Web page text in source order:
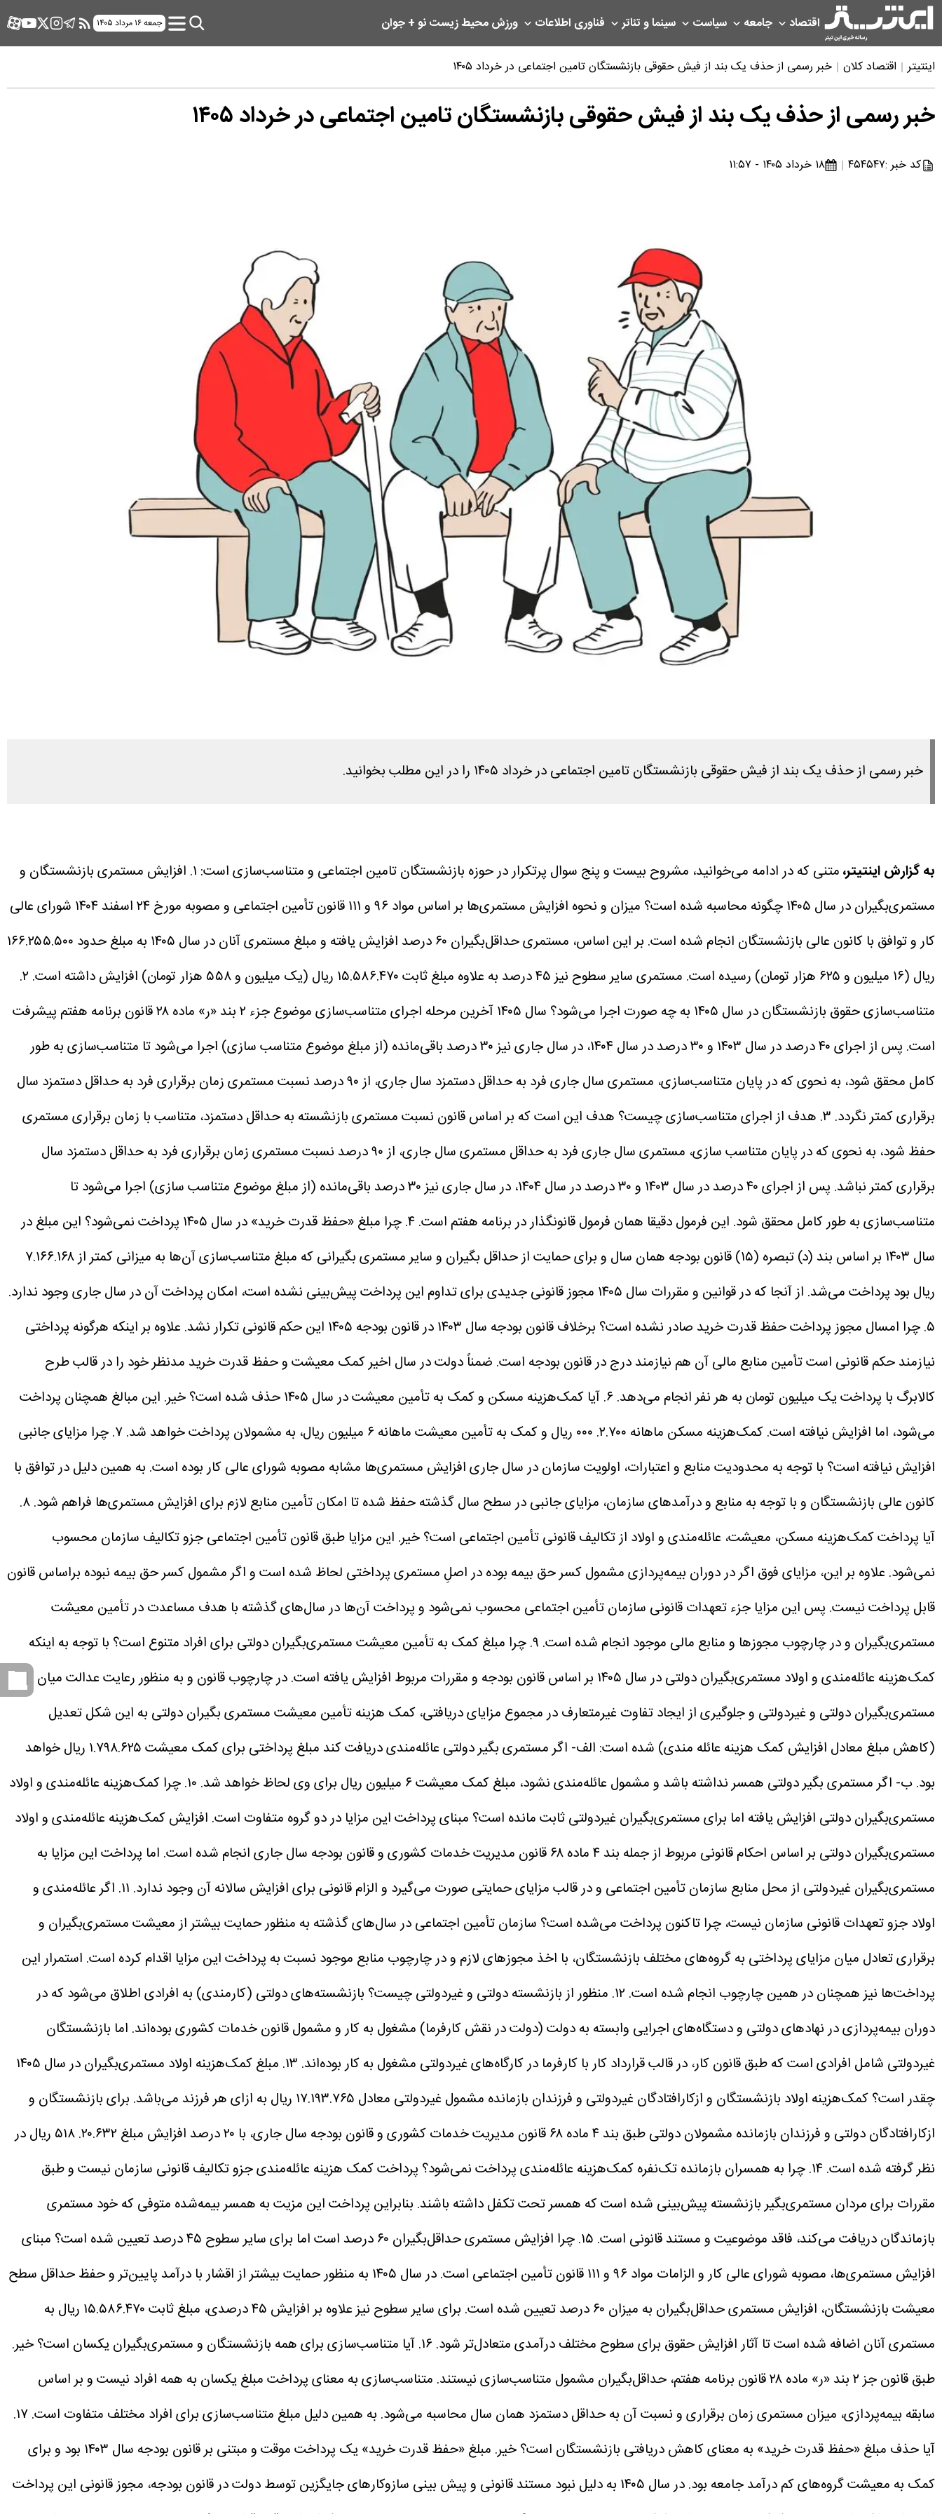
اقتصاد جامعه سیاست سینما و تئاتر فناوری اطلاعات ورزشمحیط زیستنو + جوان جمعه ۱۶ مرداد ۱۴۰۵
اینتیتر اقتصاد کلان خبر رسمی از حذف یک بند از فیش حقوقی بازنشستگان تامین اجتماعی در خرداد ۱۴۰۵
خبر رسمی از حذف یک بند از فیش حقوقی بازنشستگان تامین اجتماعی در خرداد ۱۴۰۵
کد خبر :۴۵۴۵۴۷ ۱۸ خرداد ۱۴۰۵ - ۱۱:۵۷
خبر رسمی از حذف یک بند از فیش حقوقی بازنشستگان تامین اجتماعی در خرداد ۱۴۰۵ را در این مطلب بخوانید.
به گزارش اینتیتر،متنی که در ادامه می‌خوانید، مشروح بیست و پنج سوال پرتکرار در حوزه بازنشستگان تامین اجتماعی و متناسب‌سازی است: ۱. افزایش مستمری بازنشستگان و
مستمری‌بگیران در سال ۱۴۰۵ چگونه محاسبه شده است؟
میزان و نحوه افزایش مستمری‌ها بر اساس مواد ۹۶ و ۱۱۱ قانون تأمین اجتماعی و مصوبه مورخ ۲۴ اسفند ۱۴۰۴ شورای عالی
کار و توافق با کانون عالی بازنشستگان انجام شده است. بر این اساس، مستمری حداقل‌بگیران ۶۰ درصد افزایش یافته و مبلغ مستمری آنان در سال ۱۴۰۵ به مبلغ حدود ۱۶۶.۲۵۵.۵۰۰
ریال (۱۶ میلیون و ۶۲۵ هزار تومان) رسیده است. مستمری سایر سطوح نیز ۴۵ درصد به علاوه مبلغ ثابت ۱۵.۵۸۶.۴۷۰ ریال (یک میلیون و ۵۵۸ هزار تومان) افزایش داشته است.
۲.
متناسب‌سازی حقوق بازنشستگان در سال ۱۴۰۵ به چه صورت اجرا می‌شود؟
سال ۱۴۰۵ آخرین مرحله اجرای متناسب‌سازی موضوع جزء ۲ بند «ر» ماده ۲۸ قانون برنامه هفتم پیشرفت
است. پس از اجرای ۴۰ درصد در سال ۱۴۰۳ و ۳۰ درصد در سال ۱۴۰۴، در سال جاری نیز ۳۰ درصد باقی‌مانده (از مبلغ موضوع متناسب سازی) اجرا می‌شود تا متناسب‌سازی به طور
کامل محقق شود، به نحوی که در پایان متناسب‌سازی، مستمری سال جاری فرد به حداقل دستمزد سال جاری، از ۹۰ درصد نسبت مستمری زمان برقراری فرد به حداقل دستمزد سال
برقراری کمتر نگردد. ۳. هدف از اجرای متناسب‌سازی چیست؟
هدف این است که بر اساس قانون نسبت مستمری بازنشسته به حداقل دستمزد، متناسب با زمان برقراری مستمری
حفظ شود، به نحوی که در پایان متناسب سازی، مستمری سال جاری فرد به حداقل مستمری سال جاری، از ۹۰ درصد نسبت مستمری زمان برقراری فرد به حداقل دستمزد سال
برقراری کمتر نباشد. پس از اجرای ۴۰ درصد در سال ۱۴۰۳ و ۳۰ درصد در سال ۱۴۰۴، در سال جاری نیز ۳۰ درصد باقی‌مانده (از مبلغ موضوع متناسب سازی) اجرا می‌شود تا
متناسب‌سازی به طور کامل محقق شود. این فرمول دقیقا همان فرمول قانونگذار در برنامه هفتم است. ۴. چرا مبلغ «حفظ قدرت خرید» در سال ۱۴۰۵ پرداخت نمی‌شود؟
این مبلغ در
سال ۱۴۰۳ بر اساس بند (د) تبصره (۱۵) قانون بودجه همان سال و برای حمایت از حداقل بگیران و سایر مستمری بگیرانی که مبلغ متناسب‌سازی آن‌ها به میزانی کمتر از ۷.۱۶۶.۱۶۸
ریال بود پرداخت می‌شد. از آنجا که در قوانین و مقررات سال ۱۴۰۵ مجوز قانونی جدیدی برای تداوم این پرداخت پیش‌بینی نشده است، امکان پرداخت آن در سال جاری وجود ندارد.
۵. چرا امسال مجوز پرداخت حفظ قدرت خرید صادر نشده است؟
برخلاف قانون بودجه سال ۱۴۰۳ در قانون بودجه ۱۴۰۵ این حکم قانونی تکرار نشد. علاوه بر اینکه هرگونه پرداختی
نیازمند حکم قانونی است تأمین منابع مالی آن هم نیازمند درج در قانون بودجه است. ضمناً دولت در سال اخیر کمک معیشت و حفظ قدرت خرید مدنظر خود را در قالب طرح
کالابرگ با پرداخت یک میلیون تومان به هر نفر انجام می‌دهد.۶. آیا کمک‌هزینه مسکن و کمک به تأمین معیشت در سال ۱۴۰۵ حذف شده است؟
خیر. این مبالغ همچنان پرداخت
می‌شود، اما افزایش نیافته است. کمک‌هزینه مسکن ماهانه ۲.۷۰۰. ۰۰۰ ریال و کمک به تأمین معیشت ماهانه ۶ میلیون ریال، به مشمولان پرداخت خواهد شد.
۷. چرا مزایای جانبی
افزایش نیافته است؟ با توجه به محدودیت منابع و اعتبارات، اولویت سازمان در سال جاری افزایش مستمری‌ها مشابه مصوبه شورای عالی کار بوده است. به همین دلیل در توافق با
کانون عالی بازنشستگان و با توجه به منابع و درآمدهای سازمان، مزایای جانبی در سطح سال گذشته حفظ شده تا امکان تأمین منابع لازم برای افزایش مستمری‌ها فراهم شود. ۸.
آیا پرداخت کمک‌هزینه مسکن، معیشت، عائله‌مندی و اولاد از تکالیف قانونی تأمین اجتماعی است؟خیر. این مزایا طبق قانون تأمین اجتماعی جزو تکالیف سازمان محسوب
نمی‌شود. علاوه بر این، مزایای فوق اگر در دوران بیمه‌پردازی مشمول کسر حق بیمه بوده در اصلِ مستمری پرداختی لحاظ شده است و اگر مشمول کسر حق بیمه نبوده براساس قانون
قابل پرداخت نیست. پس این مزایا جزء تعهدات قانونی سازمان تأمین اجتماعی محسوب نمی‌شود و پرداخت آن‌ها در سال‌های گذشته با هدف مساعدت در تأمین معیشت
مستمری‌بگیران و در چارچوب مجوزها و منابع مالی موجود انجام شده است. ۹. چرا مبلغ کمک به تأمین معیشت مستمری‌بگیران دولتی برای افراد متنوع است؟
با توجه به اینکه
کمک‌هزینه عائله‌مندی و اولاد مستمری‌بگیران دولتی در سال ۱۴۰۵ بر اساس قانون بودجه و مقررات مربوط افزایش یافته است. در چارچوب قانون و به منظور رعایت عدالت میان
مستمری‌بگیران دولتی و غیردولتی و جلوگیری از ایجاد تفاوت غیرمتعارف در مجموع مزایای دریافتی، کمک هزینه تأمین معیشت مستمری بگیران دولتی به این شکل تعدیل
(کاهش مبلغ معادل افزایش کمک هزینه عائله مندی) شده است:
الف- اگر مستمری بگیر دولتی عائله‌مندی دریافت کند مبلغ پرداختی برای کمک معیشت ۱.۷۹۸.۶۲۵ ریال خواهد
بود.ب- اگر مستمری بگیر دولتی همسر نداشته باشد و مشمول عائله‌مندی نشود، مبلغ کمک معیشت ۶ میلیون ریال برای وی لحاظ خواهد شد.
۱۰. چرا کمک‌هزینه عائله‌مندی و اولاد
مستمری‌بگیران دولتی افزایش یافته اما برای مستمری‌بگیران غیردولتی ثابت مانده است؟ مبنای پرداخت این مزایا در دو گروه متفاوت است. افزایش کمک‌هزینه عائله‌مندی و اولاد
مستمری‌بگیران دولتی بر اساس احکام قانونی مربوط از جمله بند ۴ ماده ۶۸ قانون مدیریت خدمات کشوری و قانون بودجه سال جاری انجام شده است. اما پرداخت این مزایا به
مستمری‌بگیران غیردولتی از محل منابع سازمان تأمین اجتماعی و در قالب مزایای حمایتی صورت می‌گیرد و الزام قانونی برای افزایش سالانه آن وجود ندارد. ۱۱. اگر عائله‌مندی و
اولاد جزو تعهدات قانونی سازمان نیست، چرا تاکنون پرداخت می‌شده است؟ سازمان تأمین اجتماعی در سال‌های گذشته به منظور حمایت بیشتر از معیشت مستمری‌بگیران و
برقراری تعادل میان مزایای پرداختی به گروه‌های مختلف بازنشستگان، با اخذ مجوزهای لازم و در چارچوب منابع موجود نسبت به پرداخت این مزایا اقدام کرده است. استمرار این
پرداخت‌ها نیز همچنان در همین چارچوب انجام شده است. ۱۲. منظور از بازنشسته دولتی و غیردولتی چیست؟
بازنشسته‌های دولتی (کارمندی) به افرادی اطلاق می‌شود که در
دوران بیمه‌پردازی در نهادهای دولتی و دستگاه‌های اجرایی وابسته به دولت (دولت در نقش کارفرما) مشغول به کار و مشمول قانون خدمات کشوری بوده‌اند. اما بازنشستگان
غیردولتی شامل افرادی است که طبق قانون کار، در قالب قرارداد کار با کارفرما در کارگاه‌های غیردولتی مشغول به کار بوده‌اند.
۱۳. مبلغ کمک‌هزینه اولاد مستمری‌بگیران در سال ۱۴۰۵
چقدر است؟
کمک‌هزینه اولاد بازنشستگان و ازکارافتادگان غیردولتی و فرزندان بازمانده مشمول غیردولتی معادل ۱۷.۱۹۳.۷۶۵ ریال به ازای هر فرزند می‌باشد. برای بازنشستگان و
ازکارافتادگان دولتی و فرزندان بازمانده مشمولان دولتی طبق بند ۴ ماده ۶۸ قانون مدیریت خدمات کشوری و قانون بودجه سال جاری، با ۲۰ درصد افزایش مبلغ ۲۰.۶۳۲. ۵۱۸ ریال در
نظر گرفته شده است. ۱۴. چرا به همسران بازمانده تک‌نفره کمک‌هزینه عائله‌مندی پرداخت نمی‌شود؟
پرداخت کمک هزینه عائله‌مندی جزو تکالیف قانونی سازمان نیست و طبق
مقررات برای مردان مستمری‌بگیر بازنشسته پیش‌بینی شده است که همسر تحت تکفل داشته باشند. بنابراین پرداخت این مزیت به همسر بیمه‌شده متوفی که خود مستمری
بازماندگان دریافت می‌کند، فاقد موضوعیت و مستند قانونی است. ۱۵. چرا افزایش مستمری حداقل‌بگیران ۶۰ درصد است اما برای سایر سطوح ۴۵ درصد تعیین شده است؟
مبنای
افزایش مستمری‌ها، مصوبه شورای عالی کار و الزامات مواد ۹۶ و ۱۱۱ قانون تأمین اجتماعی است. در سال ۱۴۰۵ به منظور حمایت بیشتر از اقشار با درآمد پایین‌تر و حفظ حداقل سطح
معیشت بازنشستگان، افزایش مستمری حداقل‌بگیران به میزان ۶۰ درصد تعیین شده است. برای سایر سطوح نیز علاوه بر افزایش ۴۵ درصدی، مبلغ ثابت ۱۵.۵۸۶.۴۷۰ ریال به
مستمری آنان اضافه شده است تا آثار افزایش حقوق برای سطوح مختلف درآمدی متعادل‌تر شود.۱۶. آیا متناسب‌سازی برای همه بازنشستگان و مستمری‌بگیران یکسان است؟
خیر.
طبق قانون جز ۲ بند «ر» ماده ۲۸ قانون برنامه هفتم، حداقل‌بگیران مشمول متناسب‌سازی نیستند. متناسب‌سازی به معنای پرداخت مبلغ یکسان به همه افراد نیست و بر اساس
سابقه بیمه‌پردازی، میزان مستمری زمان برقراری و نسبت آن به حداقل دستمزد همان سال محاسبه می‌شود. به همین دلیل مبلغ متناسب‌سازی برای افراد مختلف متفاوت است.
۱۷.
آیا حذف مبلغ «حفظ قدرت خرید» به معنای کاهش دریافتی بازنشستگان است؟
خیر. مبلغ «حفظ قدرت خرید» یک پرداخت موقت و مبتنی بر قانون بودجه سال ۱۴۰۳ بود و برای
کمک به معیشت گروه‌های کم درآمد جامعه بود. در سال ۱۴۰۵ به دلیل نبود مستند قانونی و پیش بینی سازوکارهای جایگزین توسط دولت در قانون بودجه، مجوز قانونی این پرداخت